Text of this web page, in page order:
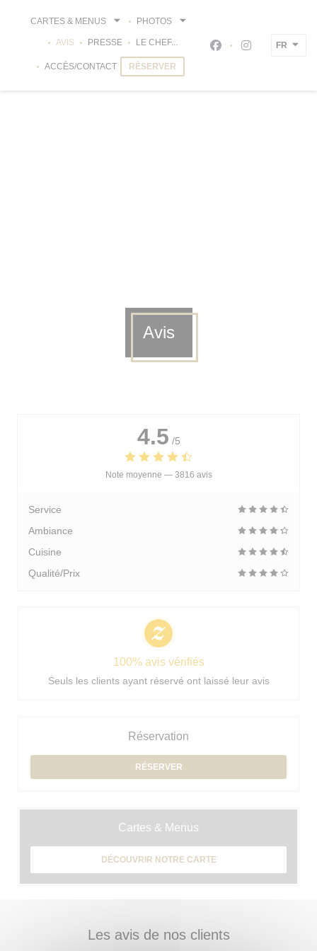
CARTES & MENUS PHOTOS
AVIS PRESSE LE CHEF...
ACCÈS/CONTACT RÉSERVER
Facebook ((ouvre
Instagram
FR
Avis
Les avis de nos clients
4.5 /5
Note moyenne — 3816 avis
Service
Ambiance
Cuisine
Qualité/Prix
100% avis vérifiés
Seuls les clients ayant réservé ont laissé leur avis
Réservation
RÉSERVER
Cartes & Menus
DÉCOUVRIR NOTRE CARTE